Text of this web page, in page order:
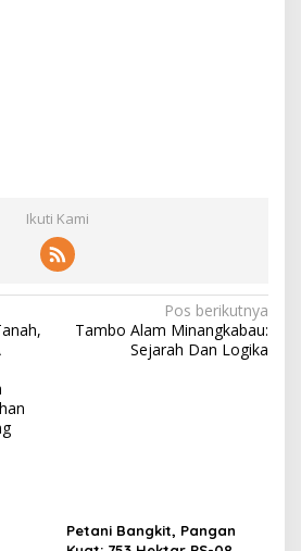
Ikuti Kami
Pos berikutnya
Tambo Alam Minangkabau:
Sejarah Dan Logika
Petani Bangkit, Pangan